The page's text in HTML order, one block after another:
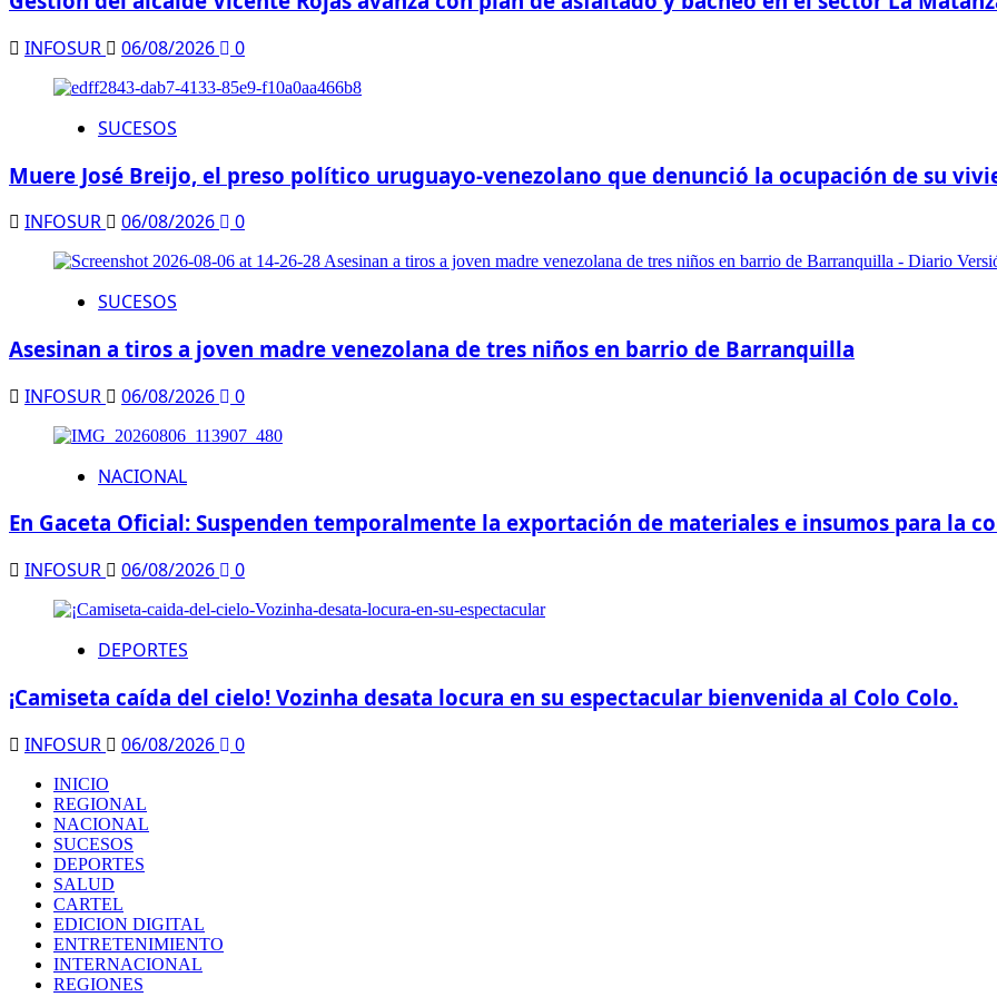
INFOSUR 06/08/2026 0
SUCESOS
Muere José Breijo, el preso político uruguayo-venezolano que denunció la ocupación de su
INFOSUR 06/08/2026 0
SUCESOS
Asesinan a tiros a joven madre venezolana de tres niños en barrio de Barranquilla
INFOSUR 06/08/2026 0
NACIONAL
En Gaceta Oficial: Suspenden temporalmente la exportación de materiales e insumos para la
INFOSUR 06/08/2026 0
DEPORTES
¡Camiseta caída del cielo! Vozinha desata locura en su espectacular bienvenida al Colo Colo.
INFOSUR 06/08/2026 0
INICIO
REGIONAL
NACIONAL
SUCESOS
DEPORTES
SALUD
CARTEL
EDICION DIGITAL
ENTRETENIMIENTO
INTERNACIONAL
REGIONES